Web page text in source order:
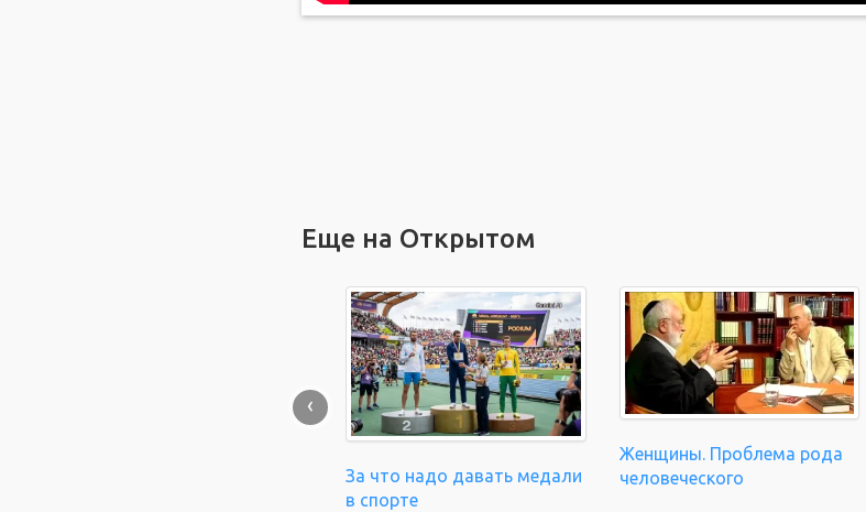
Еще на Открытом
За что надо давать медали
в спорте
Женщины. Проблема рода
человеческого
‹